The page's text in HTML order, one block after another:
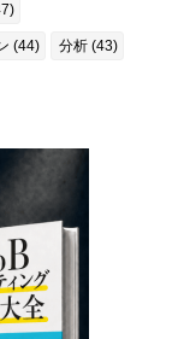
(44) 分析 (43)